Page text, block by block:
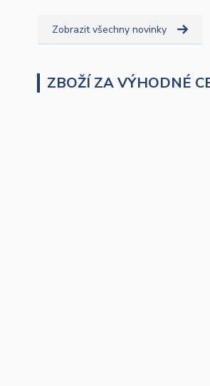
Zobrazit všechny novinky
ZBOŽÍ ZA VÝHODNÉ